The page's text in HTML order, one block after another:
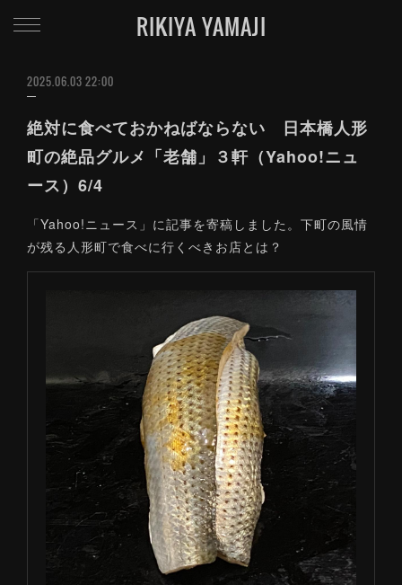
RIKIYA YAMAJI
2025.06.03 22:00
絶対に食べておかねばならない 日本橋人形
町の絶品グルメ「老舗」３軒（Yahoo!ニュ
ース）6/4
「Yahoo!ニュース」に記事を寄稿しました。下町の風情
が残る人形町で食べに行くべきお店とは？